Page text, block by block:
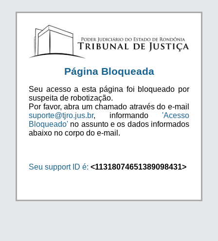
Página Bloqueada
Seu acesso a esta página foi bloqueado por
suspeita de robotização.
Por favor, abra um chamado através do e-mail
suporte@tjro.jus.br, informando 'Acesso
Bloqueado' no assunto e os dados informados
abaixo no corpo do e-mail.
Seu support ID é: <11318074651389098431>